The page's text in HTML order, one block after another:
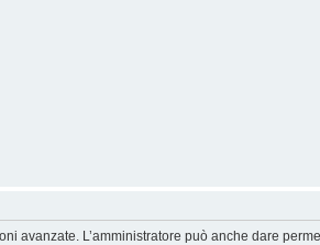
avanzate. L’amministratore può anche dare